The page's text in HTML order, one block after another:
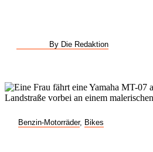
By Die Redaktion
Benzin-Motorräder, Bikes